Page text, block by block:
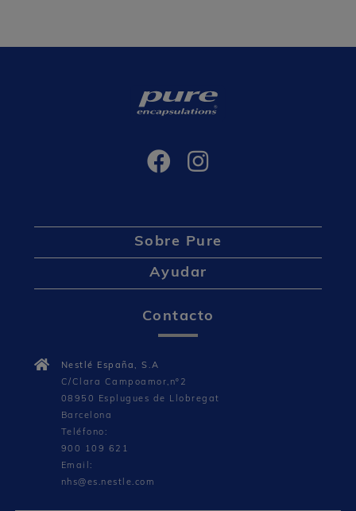
Sobre Pure
Ayudar
Contacto
Nestlé España, S.A
C/Clara Campoamor,nº2
08950 Esplugues de Llobregat
Barcelona
Teléfono:
900 109 621
Email:
nhs@es.nestle.com